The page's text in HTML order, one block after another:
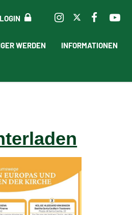
LOGIN
WERDEN INFORMATIONEN